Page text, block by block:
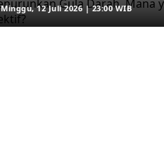
Minggu, 12 Juli 2026 | 23:00 WIB